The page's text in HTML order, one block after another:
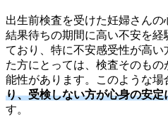
出生前検査を受けた妊婦さんの
結果待ちの期間に高い不安を
ており、特に不安感受性が高
た方にとっては、検査そのも
能性があります。このような場
り、受検しない方が心身の安定
す。